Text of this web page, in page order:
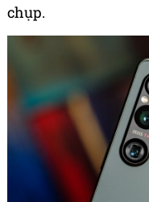
chụp.